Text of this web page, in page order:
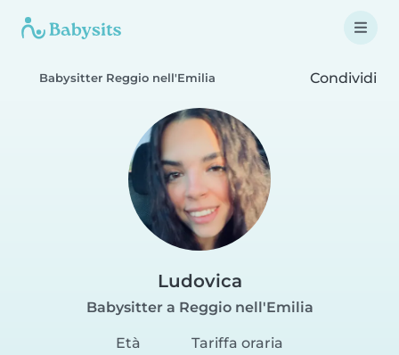
Babysitter Reggio nell'Emilia Condividi
Ludovica
Babysitter a Reggio nell'Emilia
Età
Tariffa oraria